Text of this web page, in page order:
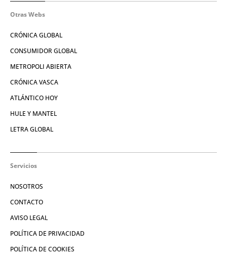
Otras Webs
CRÓNICA GLOBAL
CONSUMIDOR GLOBAL
METROPOLI ABIERTA
CRÓNICA VASCA
ATLÁNTICO HOY
HULE Y MANTEL
LETRA GLOBAL
Servicios
NOSOTROS
CONTACTO
AVISO LEGAL
POLÍTICA DE PRIVACIDAD
POLÍTICA DE COOKIES